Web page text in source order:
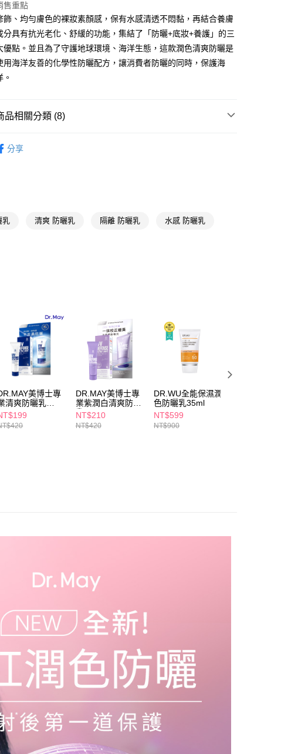
先享後付
關說明
【關於「AFTEE先享後付」】
AFTEE先享後付是「在收到商品之後才付款」的支付方式。 讓您購物簡單
便利好安心！
１．簡單：不需註冊會員、不需綁卡、不需儲值。
２．便利：只要手機號碼，簡訊認證，即可結帳。
【「AFTEE先享後付」結帳流程】
１．於結帳方式選擇「AFTEE先享後付」後，將跳轉至「AFTEE先享後
２．訂單成立數日內，您將收到繳費通知簡訊。
３．收到繳費通知簡訊後14天內，點擊此簡訊中的連結，可透過四大超商
是否繳費成功／繳費後需取消欲退款等相關疑問，請聯繫「AFTEE先享後
付客戶支援中心」 https://netprotections.freshdesk.com/support/home
「AFTEE先享後付」，若未經同意申辦者引起之損失，本公司不負相關責
４．使用「AFTEE先享後付」時，將依據個別帳號之用戶狀況，依本公司
即時審查核予不同之上限額度；若仍有額度不足之情形，本公司將視審查
結果請求用戶進行身份認證。
５．嚴禁一人註冊多個帳號或使用他人資訊註冊。若發現惡意使用之情
動。
享券
運送方式
筆NT$65，滿NT$390(含以上)免運費
付款後全家取貨
款後萊爾富取貨
宅配(本島)
每筆NT$100，滿NT$790(含以上)免運費
付款後寶雅門市自取(由倉庫統一出貨)
售重點
飾、均勻膚色的裸妝素顏感，保有水感清透不悶黏，再結合養膚
分具有抗光老化、舒緩的功能，集結了「防曬+底妝+養護」的三
優點。並且為了守護地球環境、海洋生態，這款潤色清爽防曬是
用海洋友善的化學性防曬配方，讓消費者防曬的同時，保護海
。
品相關分類 (8)
主題活動📢 👑精緻出遊指南 08/05-08/18
滿$688享點數8%
分享
乳 清爽 防曬乳 隔離 防曬乳 水感 防曬乳
美博士專
清爽防曬乳
DR.MAY美博士專
業紫潤白清爽防曬
乳10ml
NT$210
NT$420
DR.WU全能保濕潤
色防曬乳35ml
NT$599
NT$900